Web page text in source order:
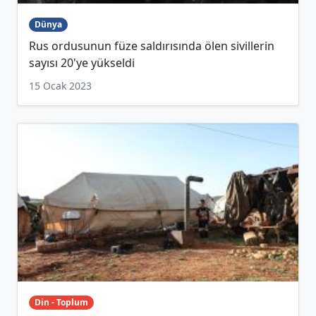
Dünya
Rus ordusunun füze saldırısında ölen sivillerin
sayısı 20'ye yükseldi
15 Ocak 2023
Din - Toplum